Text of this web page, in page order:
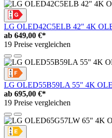
LG OLED42C5ELB 42" 4K
ab 649,00 €*
19 Preise vergleichen
LG OLED55B59LA 55" 4K
ab 695,00 €*
19 Preise vergleichen